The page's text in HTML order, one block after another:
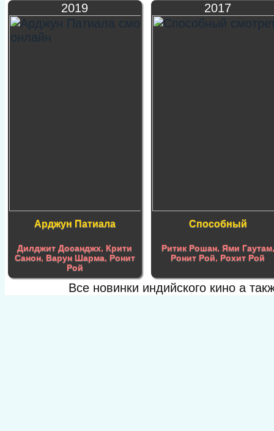
2019
Арджун Патиала
Дилджит Досанджх,Крити
Санон, Варун Шарма, Ронит
Рой
2017
Способный
Ритик Рошан, Ями Гаутам,
Ронит Рой,Рохит Рой
Все новинки индийского кино а